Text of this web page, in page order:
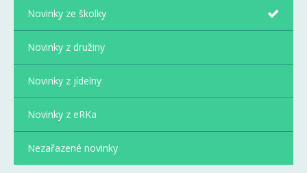
Novinky ze školky
Novinky z družiny
Novinky z jídelny
Novinky z eRKa
Nezařazené novinky